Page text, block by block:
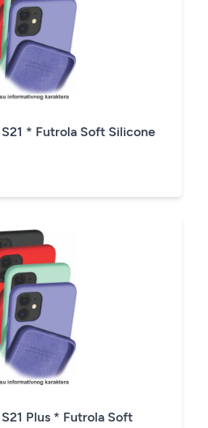
* Futrola Soft Silicone
Plus * Futrola Soft